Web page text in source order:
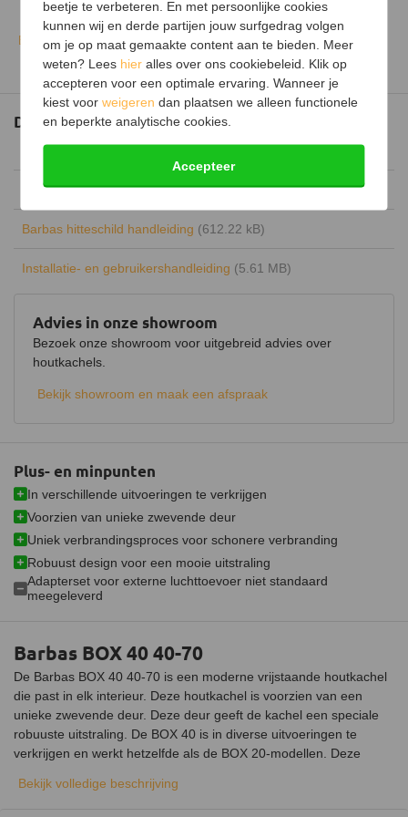
Barbas BOX 40 40-70
De Barbas BOX 40 40-70 is een moderne vrijstaande houtkachel
die past in elk interieur. Deze houtkachel is voorzien van een
unieke zwevende deur. Deze deur geeft de kachel een speciale
robuuste uitstraling. De BOX 40 is in diverse uitvoeringen te
verkrijgen en werkt hetzelfde als de BOX 20-modellen. Deze
rendement van 76%.
Bekijk volledige beschrijving
Plus- en minpunten
In verschillende uitvoeringen te verkrijgen
Voorzien van unieke zwevende deur
Uniek verbrandingsproces voor schonere verbranding
Robuust design voor een mooie uitstraling
Adapterset voor externe luchttoevoer niet standaard
meegeleverd
Advies in onze showroom
Bezoek onze showroom voor uitgebreid advies over
houtkachels.
Bekijk showroom en maak een afspraak
Enkelwandig
Type warmte Stralingswarmte
Energielabel A
Hout opbergruimte
Luchtregelaar Ja, onder
Doorsnede aansluiting 130 mm
Afmetingen (B x D x H)
Materiaal Plaatstaal
Afwerking Hittebestendige lak
Kleur
Bekijk alle specificaties
Documenten
Afmetingen
Barbas brochure(158.80 MB)
Barbas hitteschild handleiding (612.22 kB)
Installatie- en gebruikershandleiding (5.61 MB)
beetje te verbeteren. En met persoonlijke cookies
kunnen wij en derde partijen jouw surfgedrag volgen
om je op maat gemaakte content aan te bieden. Meer
weten? Lees hier alles over ons cookiebeleid. Klik op
accepteren voor een optimale ervaring. Wanneer je
kiest voorweigeren dan plaatsen we alleen functionele
en beperkte analytische cookies.
Accepteer